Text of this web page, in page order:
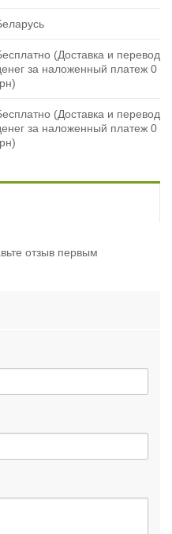
(Доставка и перевод
за наложенный платеж 0
(Доставка и перевод
за наложенный платеж 0
отзыв первым